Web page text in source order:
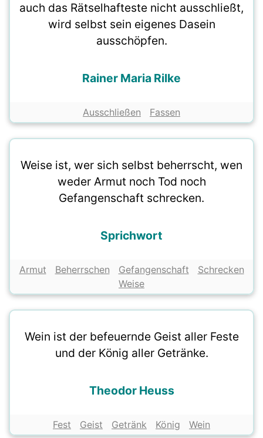
auch das Rätselhafteste nicht ausschließt,
wird selbst sein eigenes Dasein
ausschöpfen.
Rainer Maria Rilke
Ausschließen Fassen
Weise ist, wer sich selbst beherrscht, wen
weder Armut noch Tod noch
Gefangenschaft schrecken.
Sprichwort
Armut Beherrschen Gefangenschaft
Schrecken
Weise
Wein ist der befeuernde Geist aller Feste
und der König aller Getränke.
Theodor Heuss
Fest Geist Getränk König Wein